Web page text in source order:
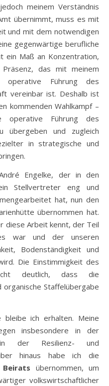
meinem Verständnis
übernimmt, muss es mit
und mit dem notwendigen
gegenwärtige berufliche
Maß an Konzentration,
das mit meinem
Führung des
vereinbar ist. Deshalb ist
kommenden Wahlkampf –
operative Führung des
übergeben und zugleich
in strategische und
Engelke, der in den
Stellvertreter eng und
hat, nun den
übernommen hat.
diese Arbeit kennt, der Teil
war und der unseren
Bodenständigkeit und
Die Einstimmigkeit des
deutlich, dass die
Staffelübergabe
bleibe ich erhalten. Meine
insbesondere in der
in der Resilienz- und
hinaus habe ich die
übernommen, um
volkswirtschaftlicher